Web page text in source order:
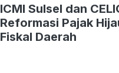
ICMI Sulsel dan
Reformasi Pajak
Fiskal Daerah